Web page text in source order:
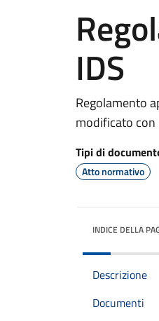
IDS
Regolamento
modificato con
Tipi di
Atto normativo
INDICE DELLA
Descrizione
Documenti